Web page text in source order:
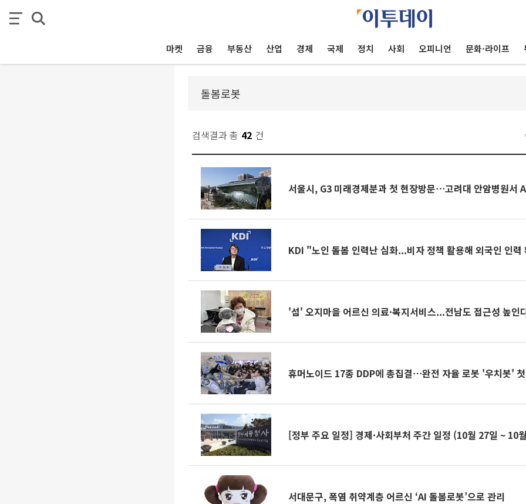
마켓 금융 부동산 산업 경제 국제 정치 사회 오피니언 문화·라이프
검색결과 총 42 건
서울시, G3 미래경제분과 첫 현장방문⋯고려대 안암병원서
KDI "노인 돌봄 인력난 심화...비자 정책 활용해 외국인 인력
'섬' 오지마을 어르신 의료·복지서비스...전남도 접근성 높인
휴머노이드 17종 DDP에 총집결⋯완전 자율 로봇 '우치봇'
[정부 주요 일정] 경제·사회부처 주간 일정 (10월 27일 ~ 10
서대문구, 폭염 취약계층 어르신 ‘AI 돌봄로봇’으로 관리